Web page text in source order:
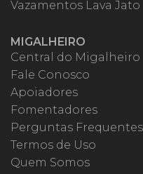
Vazamentos Lava Jato
MIGALHEIRO
Central do Migalheiro
Fale Conosco
Apoiadores
Fomentadores
Perguntas Frequentes
Termos de Uso
Quem Somos